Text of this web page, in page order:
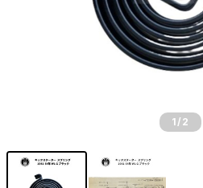
1 /2